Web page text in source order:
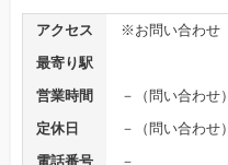
アクセス
※お問い合わせ
最寄り駅
営業時間
－（問い合わせ）
定休日
－（問い合わせ）
電話番号
－